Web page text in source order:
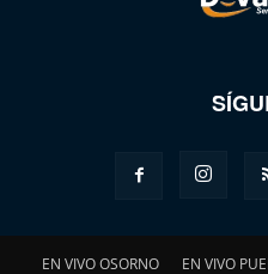
EN VIVO OSORNO EN VIVO